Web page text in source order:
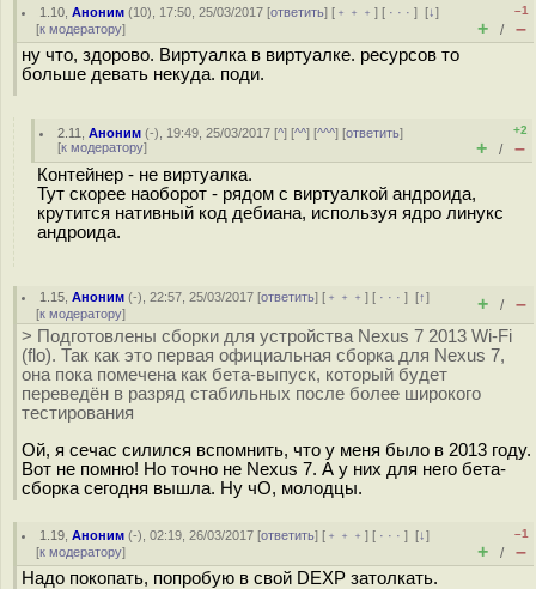
1.10 ,Аноним (10), 17:50, 25/03/2017 [ответить] [ ﹢﹢﹢] [ · · ·][↓]
[к модератору]
–1
+ / –
ну что, здорово. Виртуалка в виртуалке. ресурсов то
больше девать некуда. поди.
2.11 ,Аноним (-), 19:49, 25/03/2017 [^] [^^] [^^^] [ответить]
[к модератору]
+2
+ / –
Контейнер - не виртуалка.
Тут скорее наоборот - рядом с виртуалкой андроида,
крутится нативный код дебиана, используя ядро линукс
андроида.
1.15 ,Аноним (-), 22:57, 25/03/2017 [ответить] [ ﹢﹢﹢] [ · · ·][↑]
[к модератору] + / –
> Подготовлены сборки для устройства Nexus 7 2013 Wi-Fi
(flo). Так как это первая официальная сборка для Nexus 7,
она пока помечена как бета-выпуск, который будет
переведён в разряд стабильных после более широкого
тестирования
Ой, я сечас силился вспомнить, что у меня было в 2013 году.
Вот не помню! Но точно не Nexus 7. А у них для него бета-
сборка сегодня вышла. Ну чО, молодцы.
1.19 ,Аноним (-), 02:19, 26/03/2017 [ответить] [ ﹢﹢﹢] [ · · ·][↓]
[к модератору]
–1
+ / –
Надо покопать, попробую в свой DEXP затолкать.